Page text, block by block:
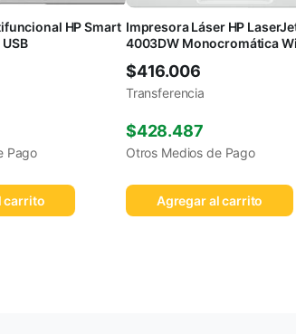
HP Smart
Pago
carrito
Impresora Láser HP
4003DW Monocromática
$416.006
Transferencia
$428.487
Otros Medios de Pago
Agregar al carrito